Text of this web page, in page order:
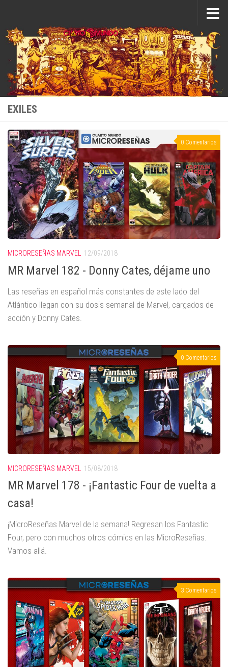
EXILES
0 Comentarios
MICRORESEÑAS MARVEL 12/09/2018
MR Marvel 182 - Donny Cates, déjame uno
Las reseñas en español más constantes de este lado del
Atlántico llegan con su dosis semanal de Marvel, cargados de
acción y Donny Cates.
0 Comentarios
MICRORESEÑAS MARVEL 15/08/2018
MR Marvel 178 - ¡Fantastic Four de vuelta a
casa!
¡MicroReseñas Marvel de la semana! Regresan los Fantastic
Four, pero con muchos otros cómics en las MicroReseñas.
Vamos allá.
3 Comentarios